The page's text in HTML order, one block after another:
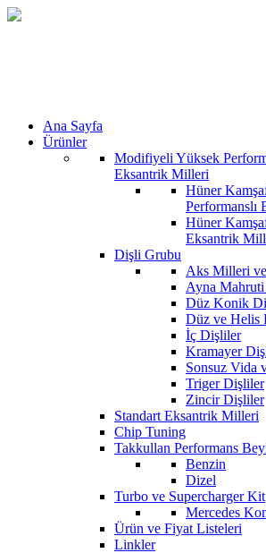
Ana Sayfa
Ürünler
Modifiyeli Yüksek
Eksantrik Milleri
Hüner
Performanslı
Hüner
Eksantrik
Dişli Grubu
Aks Milleri
Ayna
Düz Konik
Düz ve Helis
İç Dişliler
Kramayer
Sonsuz Vida
Triger Dişliler
Zincir Dişliler
Standart Eksantrik Milleri
Chip Tuning
Takkullan Performans
Benzin
Dizel
Turbo ve Supercharger Kit
Mercedes
Ürün ve Fiyat Listeleri
Linkler